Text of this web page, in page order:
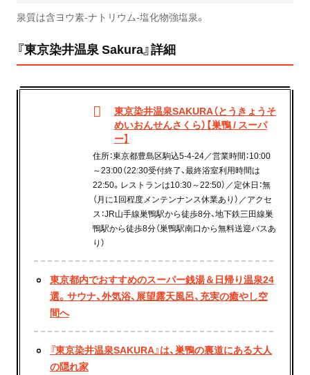
泉質は含ヨウ素-ナトリウム-塩化物強塩泉。
『東京染井温泉 Sakura』詳細
東京染井温泉SAKURA（とうきょうそ
めいおんせんさくら）【巣鴨 / スーパ
ー】
住所：東京都豊島区駒込5-4-24／営業時間：10:00
～23:00（22:30受付終了、最終浴室利用時間は
22:50。レストランは10:30～22:50）／定休日：無
（月に1回程度メンテンナンス休業あり）／アクセ
ス：JR山手線巣鴨駅から徒歩8分、地下鉄三田線巣
鴨駅から徒歩8分（巣鴨駅南口から無料送迎バスあ
り）
東京都内でおすすめのスーパー銭湯＆日帰り温泉24
選。サウナ、外気浴、展望露天風呂、充実の癒やし空
間へ
『東京染井温泉SAKURA』は、巣鴨の裏道にある大人
の隠れ家